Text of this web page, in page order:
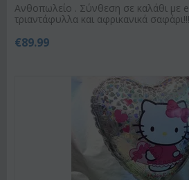
Ανθοπωλείο . Σύνθεση σε καλάθι με
τριαντάφυλλα και αφρικανικά
€89.99